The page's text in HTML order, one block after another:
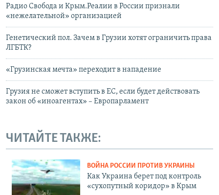
Радио Свобода и Крым.Реалии в России признали
«нежелательной» организацией
Генетический пол. Зачем в Грузии хотят ограничить права
ЛГБТК?
«Грузинская мечта» переходит в нападение
Грузия не сможет вступить в ЕС, если будет действовать
закон об «иноагентах» – Европарламент
ЧИТАЙТЕ ТАКЖЕ:
ВОЙНА РОССИИ ПРОТИВ УКРАИНЫ
Как Украина берет под контроль
«сухопутный коридор» в Крым